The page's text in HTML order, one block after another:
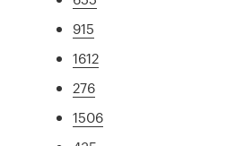
915
1612
276
1506